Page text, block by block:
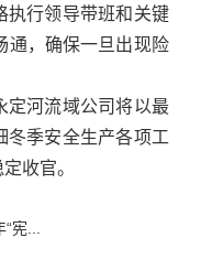
执行领导带班和关键
通，确保一旦出现险
定河流域公司将以最
冬季安全生产各项工
收官。
宪...